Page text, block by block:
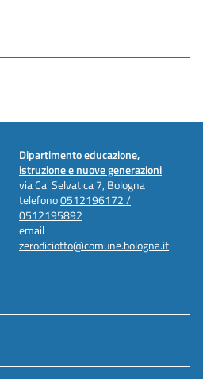
Dipartimento educazione,
istruzione e nuove generazioni
via Ca' Selvatica 7, Bologna
telefono0512196172 /
0512195892
email
zerodiciotto@comune.bologna.it